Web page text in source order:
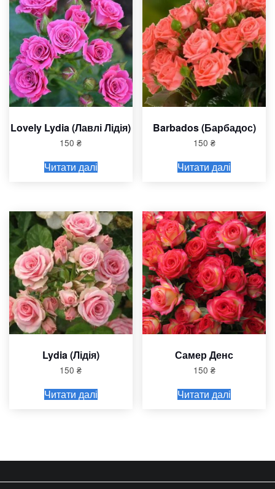
Lovely Lydia (Лавлі Лідія)
150₴
Читати далі
Barbados (Барбадос)
150 ₴
Читати далі
Lydia (Лідія)
150₴
Читати далі
Самер Денс
150 ₴
Читати далі